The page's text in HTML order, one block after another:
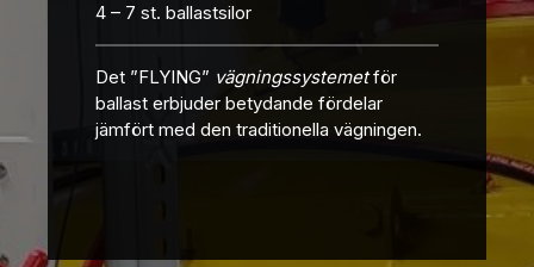
4 – 7 st. ballastsilor
Det ”FLYING” vägningssystemetför
ballast erbjuder betydande fördelar
jämfört med den traditionella vägningen.